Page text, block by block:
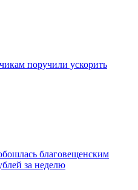
поручили ускорить
благовещенским
за неделю